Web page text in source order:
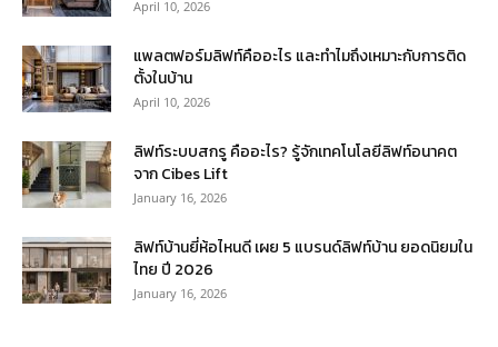
April 10, 2026
แพลตฟอร์มลิฟท์คืออะไร และทำไมถึงเหมาะกับการติด
ตั้งในบ้าน
April 10, 2026
ลิฟท์ระบบสกรู คืออะไร? รู้จักเทคโนโลยีลิฟท์อนาคต
จาก Cibes Lift
January 16, 2026
ลิฟท์บ้านยี่ห้อไหนดี เผย 5 แบรนด์ลิฟท์บ้าน ยอดนิยมใน
ไทย ปี 2026
January 16, 2026